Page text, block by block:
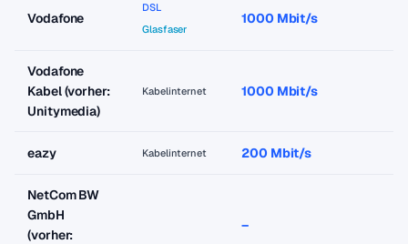
Vodafone
DSL
Glasfaser
1000 Mbit/s
Vodafone
Kabel (vorher:
Unitymedia)
Kabelinternet 1000 Mbit/s
eazy Kabelinternet 200 Mbit/s
NetCom BW
GmbH
(vorher:
–